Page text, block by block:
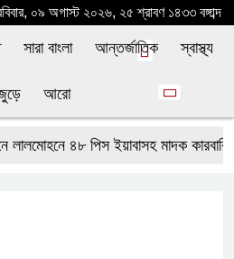
০৯ অগাস্ট ২০২৬, ২৫ শ্রাবণ ১৪৩৩ বঙ্গাব্দ
সারা বাংলা আন্তর্জাতিক স্বাস্থ্য
আরো
৪৮ পিস ইয়াবাসহ মাদক কারবারি